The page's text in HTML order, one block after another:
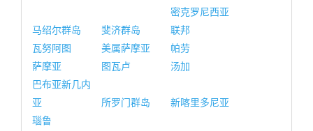
马绍尔群岛 斐济群岛
密克罗尼西亚
联邦
瓦努阿图
美属萨摩亚
帕劳
萨摩亚
图瓦卢
汤加
巴布亚新几内
亚
所罗门群岛
新喀里多尼亚
瑙鲁